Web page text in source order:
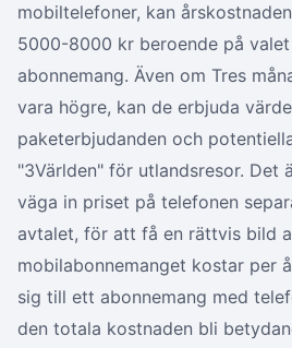
mobiltelefoner, kan
5000-8000 kr beroende på
abonnemang. Även om Tres
vara högre, kan de erbjuda
paketerbjudanden och
"3Världen" för utlandsresor. Det
väga in priset på telefonen
avtalet, för att få en rättvis bild
mobilabonnemanget kostar per
sig till ett abonnemang med
den totala kostnaden bli